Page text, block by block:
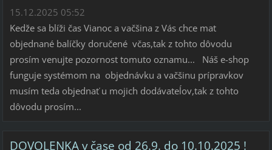
15.12.2025 05:52
Kedže sa blíži čas Vianoc a vačšina z Vás chce mat
objednané balíčky doručené včas,tak z tohto dôvodu
prosím venujte pozornost tomuto oznamu... Náš e-shop
funguje systémom na objednávku a vačšinu prípravkov
musím teda objednať u mojich dodávateĺov,tak z tohto
dôvodu prosím...
DOVOLENKA v čase od 26.9. do 10.10.2025 !